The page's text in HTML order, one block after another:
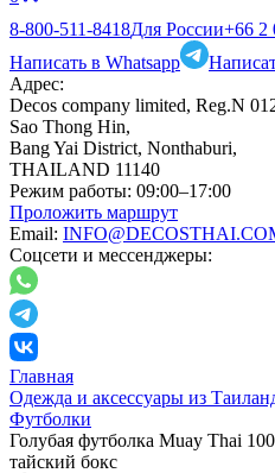
8-800-511-8418Для России+66 2
Написать в Whatsapp
Адрес:
Decos company limited, Reg.N
Sao Thong Hin,
Bang Yai District, Nonthaburi,
THAILAND 11140
Режим работы: 09:00–17:00
Проложить маршрут
Email:
Соцсети и мессенджеры:
Главная
Одежда и аксессуары из
Футболки
Голубая футболка Muay Thai
тайский бокс